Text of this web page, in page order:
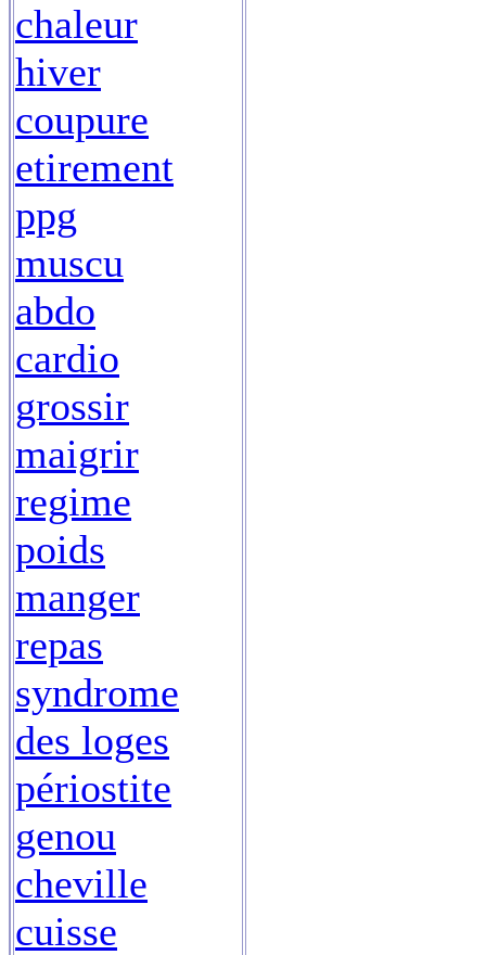
chaleur
hiver
coupure
etirement
ppg
muscu
abdo
cardio
grossir
maigrir
regime
poids
manger
repas
syndrome
des loges
périostite
genou
cheville
cuisse